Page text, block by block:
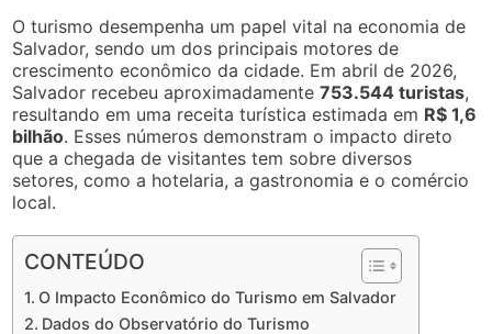
O turismo desempenha um papel vital na economia de
Salvador, sendo um dos principais motores de
crescimento econômico da cidade. Em abril de 2026,
Salvador recebeu aproximadamente753.544 turistas,
resultando em uma receita turística estimada em R$ 1,6
bilhão. Esses números demonstram o impacto direto
que a chegada de visitantes tem sobre diversos
setores, como a hotelaria, a gastronomia e o comércio
local.
CONTEÚDO
O Impacto Econômico do Turismo em Salvador
Dados do Observatório do Turismo